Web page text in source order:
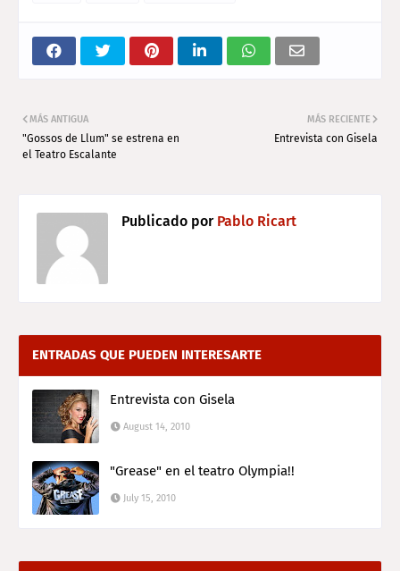
MÁS RECIENTE
Entrevista con Gisela
MÁS ANTIGUA
"Gossos de Llum" se estrena en
el Teatro Escalante
Publicado porPablo Ricart
ENTRADAS QUE PUEDEN INTERESARTE
Entrevista con Gisela
August 14, 2010
"Grease" en el teatro Olympia!!
July 15, 2010